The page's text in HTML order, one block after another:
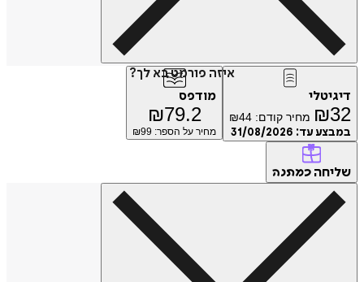
איזה פורמט בא לך?
₪ מחיר קודם: ₪44
עד:31/08/2026
מודפס
₪79.2
מחיר על הספר: ₪99
כמתנה